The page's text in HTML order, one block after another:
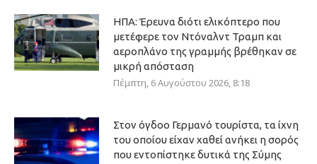
ΗΠΑ: Έρευνα διότι ελικόπτερο που
μετέφερε τον Ντόναλντ Τραμπ και
αεροπλάνο της γραμμής βρέθηκαν σε
μικρή απόσταση
Πέμπτη, 6 Αυγούστου 2026, 8:18
Στον όγδοο Γερμανό τουρίστα, τα ίχνη
του οποίου είχαν χαθεί ανήκει η σορός
που εντοπίστηκε δυτικά της Σύμης